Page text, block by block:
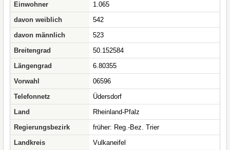
Einwohner
1.065
davon weiblich
542
davon männlich
523
Breitengrad
50.152584
Längengrad
6.80355
Vorwahl
06596
Telefonnetz
Üdersdorf
Land
Rheinland-Pfalz
Regierungsbezirk
früher: Reg.-Bez. Trier
Landkreis
Vulkaneifel